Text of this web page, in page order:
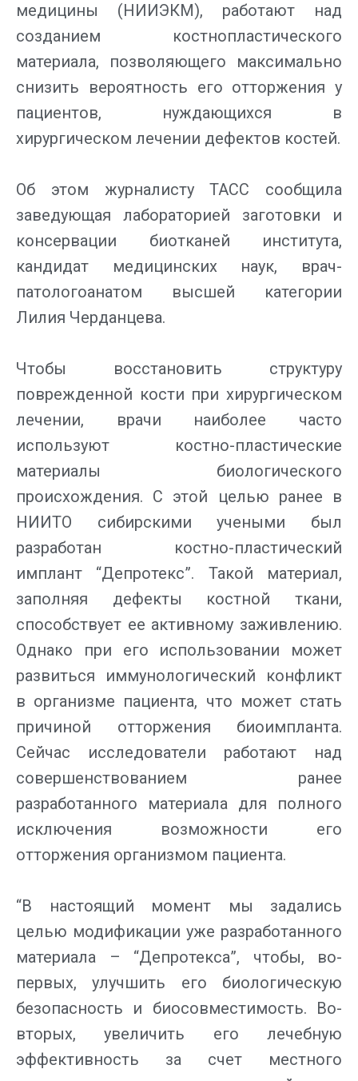
медицины (НИИЭКМ), работают над
созданием костнопластического
материала, позволяющего максимально
снизить вероятность его отторжения у
пациентов, нуждающихся в
хирургическом лечении дефектов костей.
Об этом журналисту ТАСС сообщила
заведующая лабораторией заготовки и
консервации биотканей института,
кандидат медицинских наук, врач-
патологоанатом высшей категории
Лилия Черданцева.
Чтобы восстановить структуру
поврежденной кости при хирургическом
лечении, врачи наиболее часто
используют костно-пластические
материалы биологического
происхождения. С этой целью ранее в
НИИТО сибирскими учеными был
разработан костно-пластический
имплант “Депротекс”. Такой материал,
заполняя дефекты костной ткани,
способствует ее активному заживлению.
Однако при его использовании может
развиться иммунологический конфликт
в организме пациента, что может стать
причиной отторжения биоимпланта.
Сейчас исследователи работают над
совершенствованием ранее
разработанного материала для полного
исключения возможности его
отторжения организмом пациента.
“В настоящий момент мы задались
целью модификации уже разработанного
материала – “Депротекса”, чтобы, во-
первых, улучшить его биологическую
безопасность и биосовместимость. Во-
вторых, увеличить его лечебную
эффективность за счет местного